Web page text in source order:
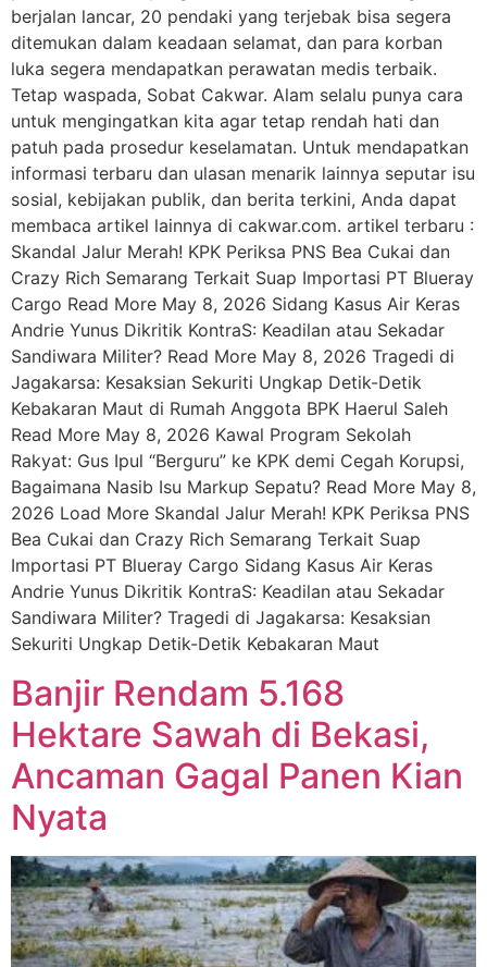
berjalan lancar, 20 pendaki yang terjebak bisa segera
ditemukan dalam keadaan selamat, dan para korban
luka segera mendapatkan perawatan medis terbaik.
Tetap waspada, Sobat Cakwar. Alam selalu punya cara
untuk mengingatkan kita agar tetap rendah hati dan
patuh pada prosedur keselamatan. Untuk mendapatkan
informasi terbaru dan ulasan menarik lainnya seputar isu
sosial, kebijakan publik, dan berita terkini, Anda dapat
membaca artikel lainnya di cakwar.com. artikel terbaru :
Skandal Jalur Merah! KPK Periksa PNS Bea Cukai dan
Crazy Rich Semarang Terkait Suap Importasi PT Blueray
Cargo Read More May 8, 2026 Sidang Kasus Air Keras
Andrie Yunus Dikritik KontraS: Keadilan atau Sekadar
Sandiwara Militer? Read More May 8, 2026 Tragedi di
Jagakarsa: Kesaksian Sekuriti Ungkap Detik-Detik
Kebakaran Maut di Rumah Anggota BPK Haerul Saleh
Read More May 8, 2026 Kawal Program Sekolah
Rakyat: Gus Ipul “Berguru” ke KPK demi Cegah Korupsi,
Bagaimana Nasib Isu Markup Sepatu? Read More May 8,
2026 Load More Skandal Jalur Merah! KPK Periksa PNS
Bea Cukai dan Crazy Rich Semarang Terkait Suap
Importasi PT Blueray Cargo Sidang Kasus Air Keras
Andrie Yunus Dikritik KontraS: Keadilan atau Sekadar
Sandiwara Militer? Tragedi di Jagakarsa: Kesaksian
Sekuriti Ungkap Detik-Detik Kebakaran Maut
Banjir Rendam 5.168
Hektare Sawah di Bekasi,
Ancaman Gagal Panen Kian
Nyata